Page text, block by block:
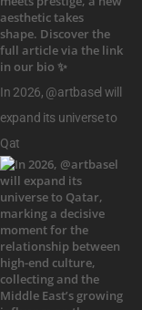
In 2026, @artbasel will
expand its universe to
Qat